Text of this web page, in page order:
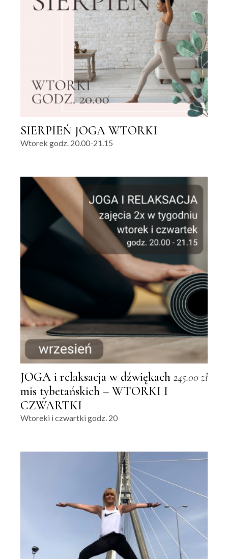
SIERPIEŃ JOGA WTORKI
Wtorek godz. 20.00-21.15
JOGA i relaksacja w dźwiękach
mis tybetańskich – WTORKI I
CZWARTKI
245.00 zł
Wtoreki i czwartki godz. 20